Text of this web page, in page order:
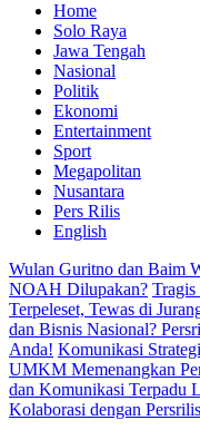
Home
Solo Raya
Jawa Tengah
Nasional
Politik
Ekonomi
Entertainment
Sport
Megapolitan
Nusantara
Pers Rilis
English
Wulan Guritno dan Baim
NOAH Dilupakan? Tragis
Terpeleset, Tewas di
dan Bisnis Nasional?
Anda! Komunikasi
UMKM Memenangkan
dan Komunikasi Terpadu
Kolaborasi dengan